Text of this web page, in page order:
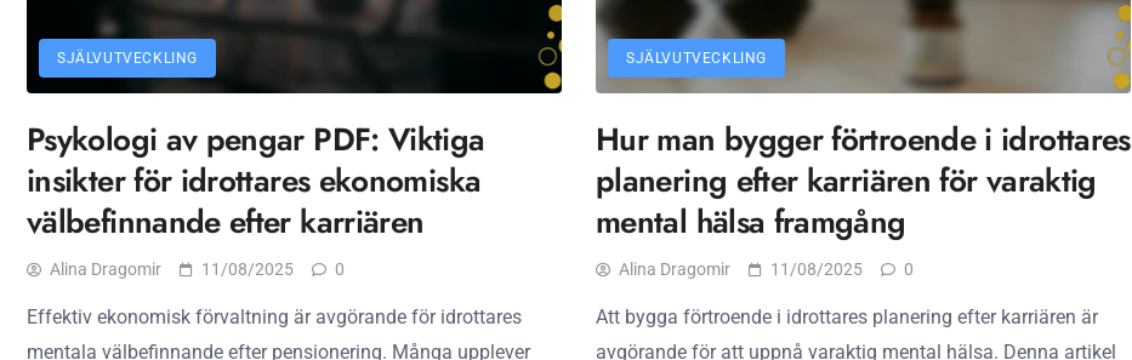
SJÄLVUTVECKLING
Psykologi av pengar PDF: Viktiga
insikter för idrottares ekonomiska
välbefinnande efter karriären
Alina Dragomir 11/08/2025 0
Effektiv ekonomisk förvaltning är avgörande för idrottares
mentala välbefinnande efter pensionering. Många upplever
SJÄLVUTVECKLING
Hur man bygger förtroende i idrottares
planering efter karriären för varaktig
mental hälsa framgång
Alina Dragomir 11/08/2025 0
Att bygga förtroende i idrottares planering efter karriären är
avgörande för att uppnå varaktig mental hälsa. Denna artikel